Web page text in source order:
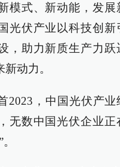
模式、新动能，发展
光伏产业以科技创新
，助力新质生产力跃
动力。
2023，中国光伏产
无数中国光伏企业正